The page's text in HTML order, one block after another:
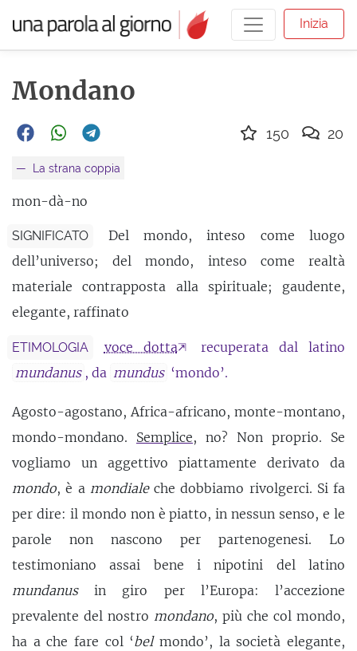
Inizia
Mondano
La strana coppia
mon-dà-no
SIGNIFICATO
Del mondo, inteso come luogo
dell’universo; del mondo, inteso come realtà
materiale contrapposta alla spirituale; gaudente,
elegante, raffinato
ETIMOLOGIA voce dotta
recuperata dal latino
mundanus , da mundus ‘mondo’.
Agosto-agostano, Africa-africano, monte-montano,
mondo-mondano. Semplice, no? Non proprio. Se
vogliamo un aggettivo piattamente derivato da
mondo, è a mondialeche dobbiamo rivolgerci. Si fa
per dire: il mondo non è piatto, in nessun senso, e le
parole non nascono per partenogenesi. Lo
testimoniano assai bene i nipotini del latino
mundanusin giro per l’Europa: l’accezione
prevalente del nostro mondano, più che col mondo,
ha a che fare col ‘belmondo’, la società elegante,
150 20